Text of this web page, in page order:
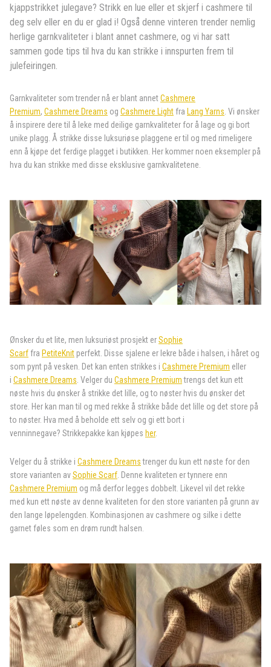
kjappstrikket julegave? Strikk en lue eller et skjerf i cashmere til
deg selv eller en du er glad i! Også denne vinteren trender nemlig
herlige garnkvaliteter i blant annet cashmere, og vi har satt
sammen gode tips til hva du kan strikke i innspurten frem til
julefeiringen.
Garnkvaliteter som trender nå er blant annetCashmere
Premium, Cashmere Dreams og Cashmere Light fra Lang Yarns . Vi ønsker
å inspirere dere til å leke med deilige garnkvaliteter for å lage og gi bort
unike plagg. Å strikke disse luksuriøse plaggene er til og med rimeligere
enn å kjøpe det ferdige plagget i butikken. Her kommer noen eksempler på
hva du kan strikke med disse eksklusive garnkvalitetene.
Ønsker du et lite, men luksuriøst prosjekt erSophie
Scarf fra PetiteKnit perfekt. Disse sjalene er lekre både i halsen, i håret og
som pynt på vesken. Det kan enten strikkes i Cashmere Premium eller
i Cashmere Dreams . Velger du Cashmere Premiumtrengs det kun ett
nøste hvis du ønsker å strikke det lille, og to nøster hvis du ønsker det
store. Her kan man til og med rekke å strikke både det lille og det store på
to nøster. Hva med å beholde ett selv og gi ett bort i
venninnegave? Strikkepakke kan kjøpes her.
Velger du å strikke i Cashmere Dreamstrenger du kun ett nøste for den
store varianten avSophie Scarf . Denne kvaliteten er tynnere enn
Cashmere Premium og må derfor legges dobbelt. Likevel vil det rekke
med kun ett nøste av denne kvaliteten for den store varianten på grunn av
den lange løpelengden. Kombinasjonen av cashmere og silke i dette
garnet føles som en drøm rundt halsen.